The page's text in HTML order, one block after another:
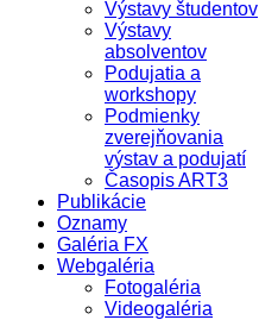
Výstavy študentov
Výstavy
absolventov
Podujatia a
workshopy
Podmienky
zverejňovania
výstav a podujatí
Časopis ART3
Publikácie
Oznamy
Galéria FX
Webgaléria
Fotogaléria
Videogaléria